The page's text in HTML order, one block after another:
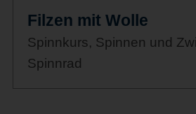
Filzen mit Wolle
Spinnkurs, Spinnen und
Spinnrad